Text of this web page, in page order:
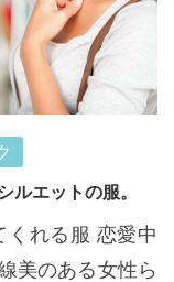
ルエットの服。
れる服 恋愛中
美のある女性ら